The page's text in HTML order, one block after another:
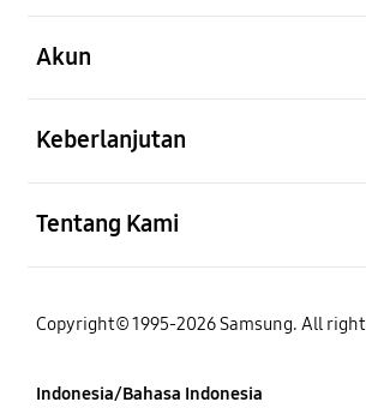
Akun
Keberlanjutan
Tentang Kami
Copyright© 1995-2026 Samsung. All
Indonesia/Bahasa Indonesia